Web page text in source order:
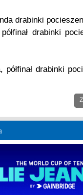
drabinki
drabinki
drabinki